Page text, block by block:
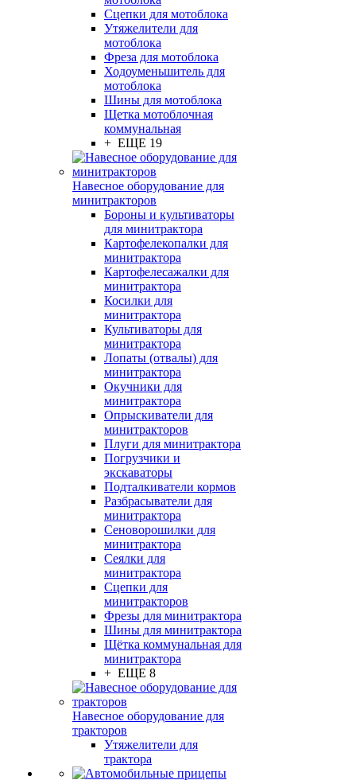
Сцепки для мотоблока
Утяжелители для
мотоблока
Фреза для мотоблока
Ходоуменьшитель для
мотоблока
Шины для мотоблока
Щетка мотоблочная
коммунальная
+ ЕЩЕ 19
Навесное оборудование для
минитракторов
Бороны и культиваторы
для минитрактора
Картофелекопалки для
минитрактора
Картофелесажалки для
минитрактора
Косилки для
минитрактора
Культиваторы для
минитрактора
Лопаты (отвалы) для
минитрактора
Окучники для
минитрактора
Опрыскиватели для
минитракторов
Плуги для минитрактора
Погрузчики и
экскаваторы
Подталкиватели кормов
Разбрасыватели для
минитрактора
Сеноворошилки для
минитрактора
Сеялки для
минитрактора
Сцепки для
минитракторов
Фрезы для минитрактора
Шины для минитрактора
Щётка коммунальная для
минитрактора
+ ЕЩЕ 8
Навесное оборудование для
тракторов
Утяжелители для
трактора